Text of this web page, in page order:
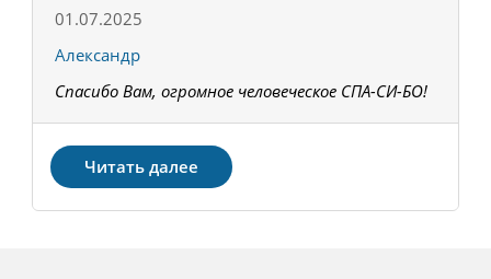
01.07.2025
Александр
Спасибо Вам, огромное человеческое СПА-СИ-БО!
Читать далее